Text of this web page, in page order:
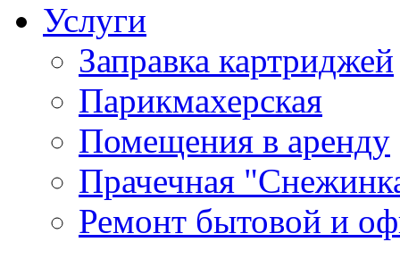
Услуги
Заправка картриджей
Парикмахерская
Помещения в аренду
Прачечная
Ремонт бытовой и